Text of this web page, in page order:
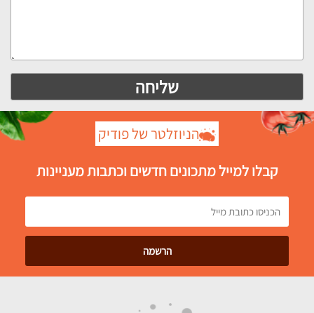
הניוזלטר של פודיק
קבלו למייל מתכונים חדשים וכתבות מעניינות